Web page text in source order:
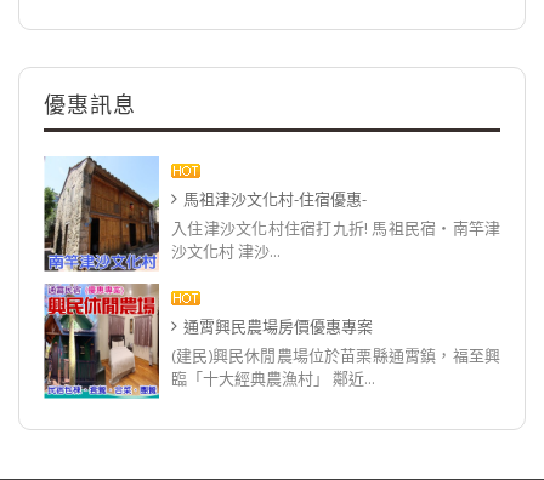
優惠訊息
馬祖津沙文化村-住宿優惠-
入住津沙文化村住宿打九折! 馬祖民宿‧南竿津
沙文化村 津沙...
通霄興民農場房價優惠專案
(建民)興民休閒農場位於苗栗縣通霄鎮，福至興
臨「十大經典農漁村」 鄰近...